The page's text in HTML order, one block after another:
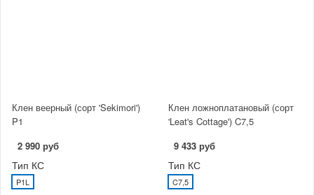
Клен веерный (сорт 'Sekimori')
P1
2 990 руб
Тип КС
P1L
Клен ложноплатановый (сорт
'Leat's Cottage') C7,5
9 433 руб
Тип КС
C7,5